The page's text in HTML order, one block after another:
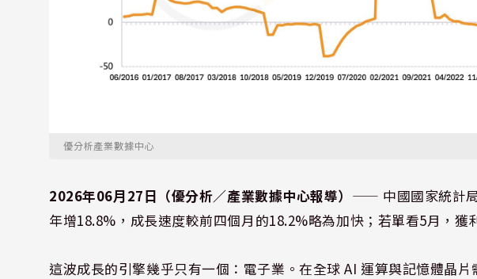
優分析產業數據中心
2026年06月27日（優分析／產業數據中心報導） ⸺ 中國國家統計局
年增18.8%，成長速度較前四個月的18.2%略為加快；若單看5月，獲
這波成長的引擎幾乎只有一個：電子業。在全球 AI 運算與記憶體晶